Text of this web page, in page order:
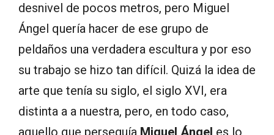
desnivel de pocos metros, pero Miguel
Ángel quería hacer de ese grupo de
peldaños una verdadera escultura y por eso
su trabajo se hizo tan difícil. Quizá la idea de
arte que tenía su siglo, el siglo XVI, era
distinta a a nuestra, pero, en todo caso,